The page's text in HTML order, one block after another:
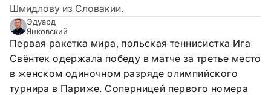
Шмидлову из Словакии.
Эдуард
Янковский
Первая ракетка мира, польская теннисистка Ига
Свёнтек одержала победу в матче за третье место
в женском одиночном разряде олимпийского
турнира в Париже. Соперницей первого номера